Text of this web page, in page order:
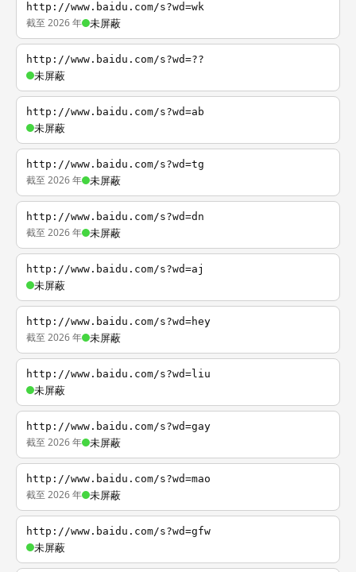
http://www.baidu.com/s?wd=wk
截至 2026 年 未屏蔽
http://www.baidu.com/s?wd=??
未屏蔽
http://www.baidu.com/s?wd=ab
未屏蔽
http://www.baidu.com/s?wd=tg
截至 2026 年 未屏蔽
http://www.baidu.com/s?wd=dn
截至 2026 年 未屏蔽
http://www.baidu.com/s?wd=aj
未屏蔽
http://www.baidu.com/s?wd=hey
截至 2026 年 未屏蔽
http://www.baidu.com/s?wd=liu
未屏蔽
http://www.baidu.com/s?wd=gay
截至 2026 年 未屏蔽
http://www.baidu.com/s?wd=mao
截至 2026 年 未屏蔽
http://www.baidu.com/s?wd=gfw
未屏蔽